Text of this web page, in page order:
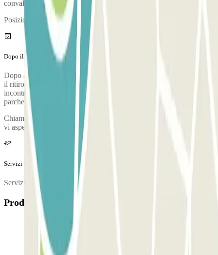
convalidare la tua prenotazione.
Posizione della cabina di controllo:
Dopo il tuo viaggio
Dopo aver ritirato i tuoi bagagli, chiama il parcheggio per richiedere
il ritiro. Durante la chiamata, una persona confermerà il punto di
incontro nel terminal dell'aeroporto. Il numero di telefono del
parcheggio verrà fornito una volta effettuata la prenotazione.
Chiamate il parcheggio quando andate a ritirare i bagagli. La navetta
vi aspetterà alla porta d'uscita al piano 3.
Servizi extra (non inclusi nel prezzo)
Servizio di autolavaggio: 35€
Prodotti disponibili